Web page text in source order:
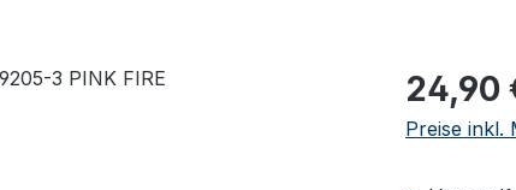
Regulärer
24,90
Preise inkl.